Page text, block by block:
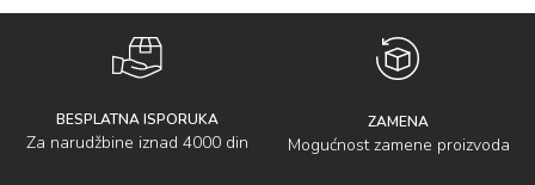
BESPLATNA ISPORUKA
Za narudžbine iznad 4000 din
ZAMENA
Mogućnost zamene proizvoda